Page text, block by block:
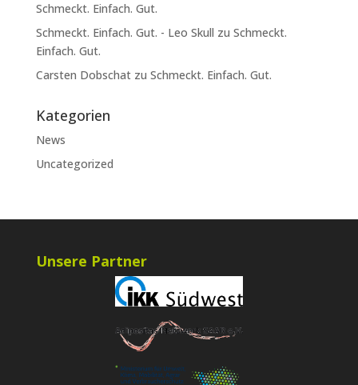
Schmeckt. Einfach. Gut.
Schmeckt. Einfach. Gut. - Leo Skull zu Schmeckt.
Einfach. Gut.
Carsten Dobschatzu Schmeckt. Einfach. Gut.
Kategorien
News
Uncategorized
Unsere Partner